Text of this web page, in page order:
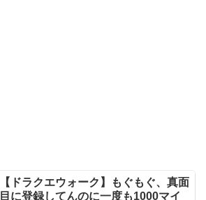
【ドラクエウォーク】もぐもぐ、真面
目に登録してんのに一度も1000マイ